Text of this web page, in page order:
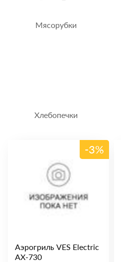
Мясорубки
Хлебопечки
-3%
Аэрогриль VES Electric
AX-730